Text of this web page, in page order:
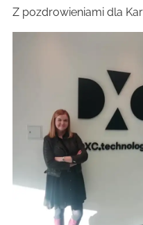
Z pozdrowieniami dla